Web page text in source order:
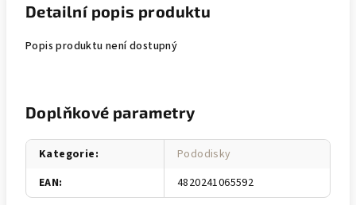
Detailní popis produktu
Popis produktu není dostupný
Doplňkové parametry
Kategorie:
Pododisky
EAN: 4820241065592